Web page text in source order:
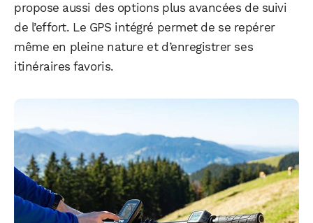
propose aussi des options plus avancées de suivi
de l’effort. Le GPS intégré permet de se repérer
même en pleine nature et d’enregistrer ses
itinéraires favoris.